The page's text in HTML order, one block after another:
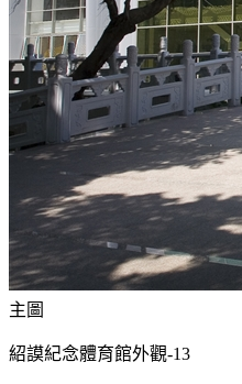
主圖
紹謨紀念體育館外觀-13